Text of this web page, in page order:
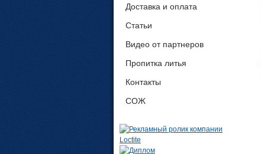
Доставка и оплата
Статьи
Видео от партнеров
Пропитка литья
Контакты
СОЖ